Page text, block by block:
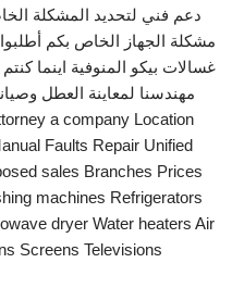
دعم فني لتحديد المشكلة
مشكلة الجهاز الخاص بكم
غسالات بيكو المنوفية اينما
a company Location
Faults Repair Unified
sales Branches Prices
machines Refrigerators
dryer Water heaters Air
Screens Televisions